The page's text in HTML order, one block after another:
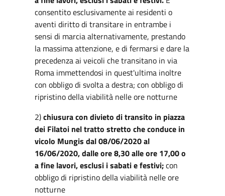
consentito esclusivamente ai residenti o
aventi diritto di transitare in entrambe i
sensi di marcia alternativamente, prestando
la massima attenzione, e di fermarsi e dare la
precedenza ai veicoli che transitano in via
Roma immettendosi in quest'ultima inoltre
con obbligo di svolta a destra; con obbligo di
ripristino della viabilità nelle ore notturne
2)chiusura con divieto di transito in piazza
dei Filatoi nel tratto stretto che conduce in
vicolo Mungis dal 08/06/2020 al
16/06/2020, dalle ore 8,30 alle ore 17,00 o
a fine lavori, esclusi i sabati e festivi;con
obbligo di ripristino della viabilità nelle ore
notturne